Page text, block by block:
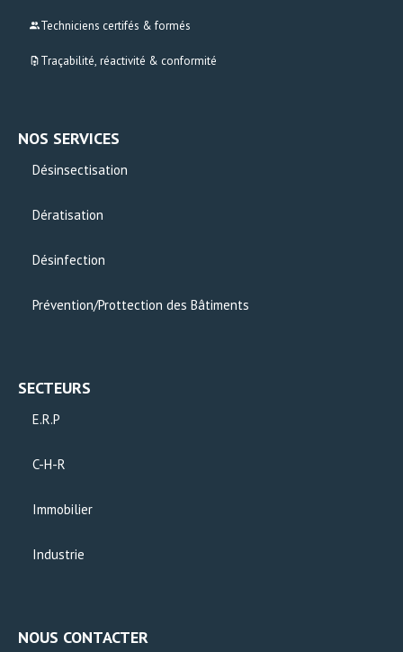
Techniciens certifés & formés
Traçabilité, réactivité & conformité
NOS SERVICES
Désinsectisation
Dératisation
Désinfection
Prévention/Prottection des Bâtiments
SECTEURS
E.R.P
C-H-R
Immobilier
Industrie
NOUS CONTACTER